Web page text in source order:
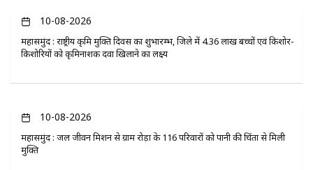
10-08-2026
महासमुंद : राष्ट्रीय कृमि मुक्ति दिवस का शुभारम्भ, जिले में 4.36 लाख बच्चों एवं किशोर-
किशोरियों को कृमिनाशक दवा खिलाने का लक्ष्य
10-08-2026
महासमुंद : जल जीवन मिशन से ग्राम रोड़ा के 116 परिवारों को पानी की चिंता से मिली
मुक्ति